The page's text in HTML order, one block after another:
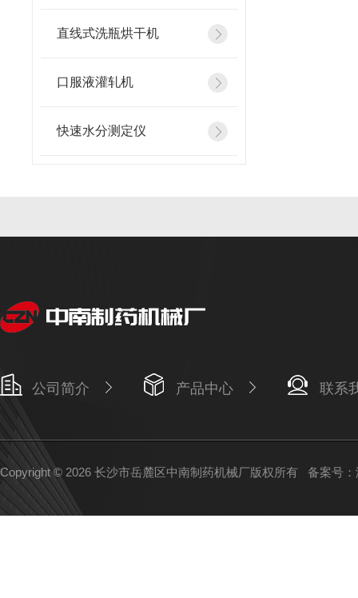
直线式洗瓶烘干机
口服液灌轧机
快速水分测定仪
公司简介 产品中心 联系
Copyright © 2026 长沙市岳麓区中南制药机械厂版权所有 备案号